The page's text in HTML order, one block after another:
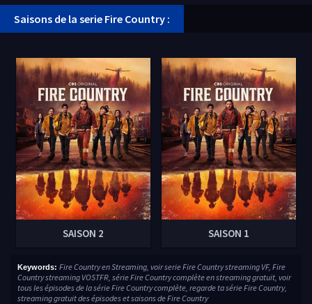
Saisons de la serie Fire Country :
SAISON 2 SAISON 1
Keywords: Fire Country en Streaming, voir serie Fire Country streaming VF, Fire
Country streaming VOSTFR, série Fire Country complète en streaming gratuit, voir
tous les épisodes de la série Fire Country complète, regarde ta série Fire Country,
streaming gratuit des épisodes et saisons de Fire Country